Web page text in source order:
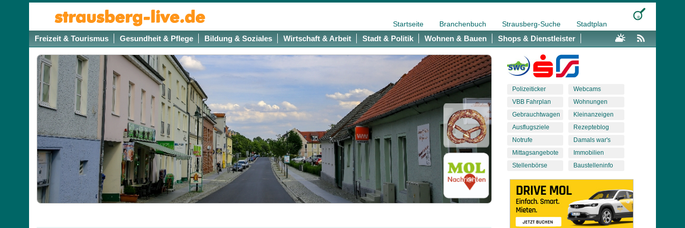
Startseite Branchenbuch Strausberg-Suche Stadtplan
Freizeit & Tourismus Gesundheit & Pflege Bildung & Soziales Wirtschaft & Arbeit Stadt & Politik Wohnen & Bauen Shops & Dienstleister
Polizeiticker
VBB Fahrplan
Gebrauchtwagen
Ausflugsziele
Notrufe
Mittagsangebote
Stellenbörse
Webcams
Wohnungen
Kleinanzeigen
Rezepteblog
Damals war's
Immobilien
Baustelleninfo